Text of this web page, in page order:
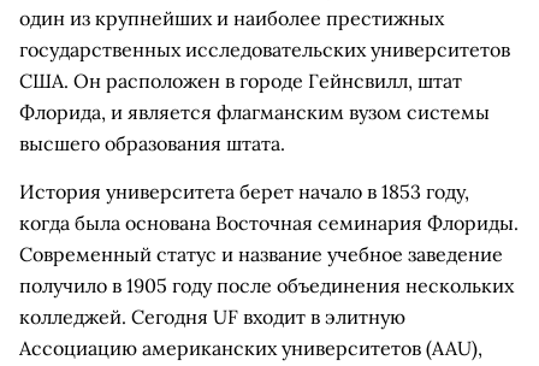
один из крупнейших и наиболее престижных
государственных исследовательских университетов
США. Он расположен в городе Гейнсвилл, штат
Флорида, и является флагманским вузом системы
высшего образования штата.
История университета берет начало в 1853 году,
когда была основана Восточная семинария Флориды.
Современный статус и название учебное заведение
получило в 1905 году после объединения нескольких
колледжей. Сегодня UF входит в элитную
Ассоциацию американских университетов (AAU),